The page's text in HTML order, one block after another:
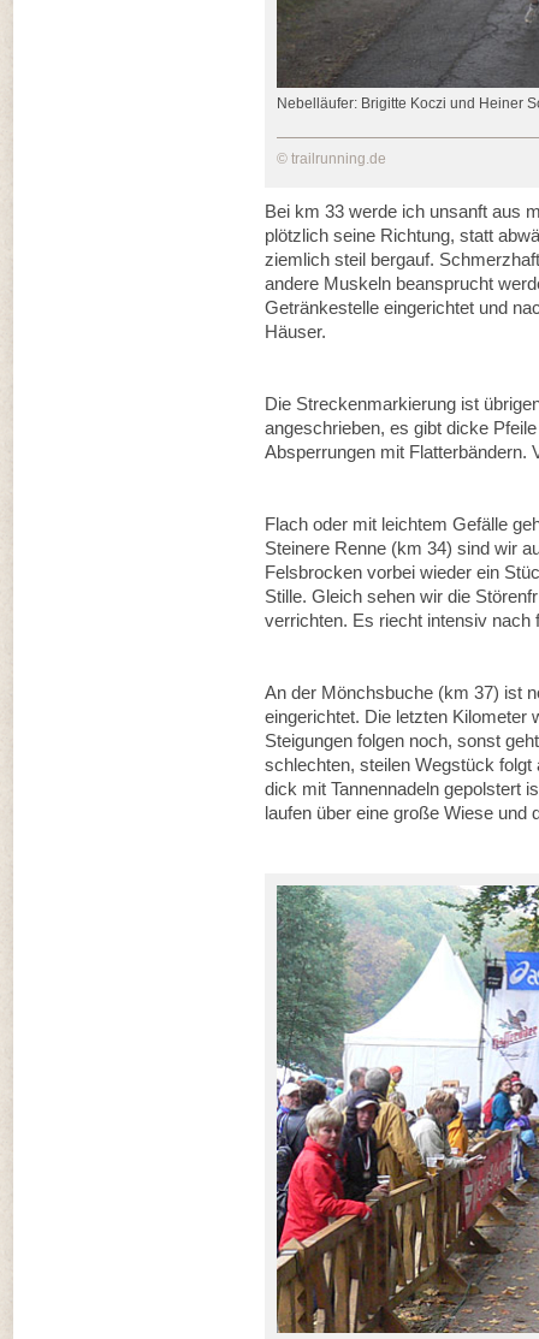
Nebelläufer: Brigitte Koczi und Heiner
© trailrunning.de
Bei km 33 werde ich unsanft aus
plötzlich seine Richtung, statt
ziemlich steil bergauf.
andere Muskeln beansprucht
Getränkestelle eingerichtet und
Häuser.
Die Streckenmarkierung ist
angeschrieben, es gibt dicke
Absperrungen mit Flatterbändern.
Flach oder mit leichtem Gefälle
Steinere Renne (km 34) sind wir
Felsbrocken vorbei wieder ein
Stille. Gleich sehen wir die
verrichten. Es riecht intensiv
An der Mönchsbuche (km 37) ist
eingerichtet. Die letzten Kilometer
Steigungen folgen noch, sonst
schlechten, steilen Wegstück
dick mit Tannennadeln gepolstert
laufen über eine große Wiese und